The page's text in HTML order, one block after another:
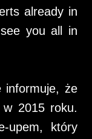
already in
you all in
informuje, że
2015 roku.
upem, który